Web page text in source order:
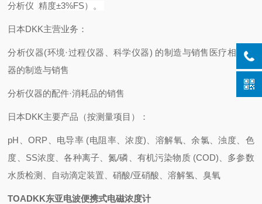
分析仪 精度±3%FS）。 ‌
日本DKK主营业务：
分析仪器(环境·过程仪器、科学仪器) 的制造与销售医疗相关仪
器的制造与销售
分析仪器的配件·消耗品的销售
日本DKK主要产品（按测量项目）：
pH、ORP、电导率 (电阻率、浓度)、溶解氧、余氯、浊度、色
度、SS浓度、各种离子、氮/磷、有机污染物质 (COD)、多参数
水质检测、自动滴定装置、硝酸/亚硝酸、溶解氢、臭氧
TOADKK东亚电波便携式电磁浓度计